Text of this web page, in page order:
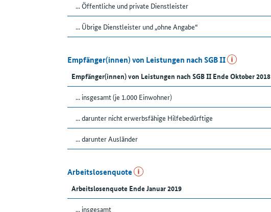
... Öffentliche und private Dienstleister
... Übrige Dienstleister und „ohne Angabe“
Empfänger(innen) von Leistungen nach SGB II
Empfänger(innen) von Leistungen nach SGB II Ende Oktober 2018
... insgesamt (je 1.000 Einwohner)
... darunter nicht erwerbsfähige Hilfebedürftige
... darunter Ausländer
Arbeitslosenquote
Arbeitslosenquote Ende Januar 2019
... insgesamt